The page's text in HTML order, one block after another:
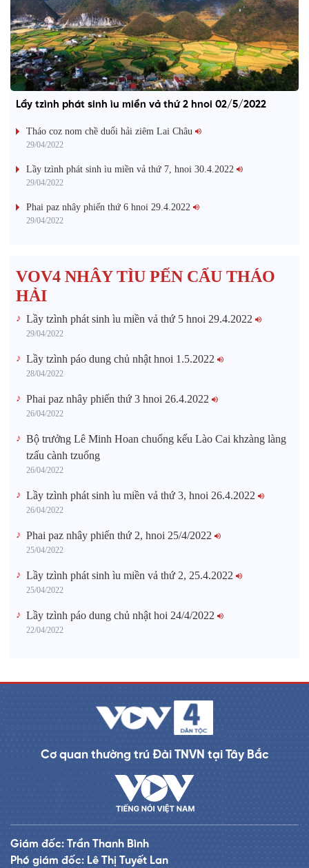
Lầy tzình phát sinh ìu miền vả thứ 2 hnoi 02/5/2022
Tháo coz nom chề duổi hải ziêm Lai Châu
29/04/2022
Lầy tzình phát sinh ìu miền vả thứ 7, hnoi 30.4.2022
29/04/2022
Phai paz nhây phiến thứ 6 hnoi 29.4.2022
29/04/2022
VOV4 NHÂY TÌU PẾN CẤU THÁO
HẢI
Lầy tzình phát sinh ìu miền vả thứ 5 hnoi 29.4.2022
29/04/2022
Lầy tzình páo dung chủ nhật hnoi 1.5.2022
28/04/2022
Phai paz nhây phiến thứ 3 hnoi 26.4.2022
26/04/2022
Bộ trưởng Lê Minh Hoan chuổng kếu Lào Cai khzàng làng
tzấu cành tzuống​
26/04/2022
Lầy tzình phát sinh ìu miền vả thứ 3, hnoi 26.4.2022
26/04/2022
Phai paz nhây phiến thứ 2, hnoi 25/4/2022
25/04/2022
Lầy tzình phát sinh ìu miền vả thứ 2, 25.4.2022
25/04/2022
Lầy tzình páo dung chủ nhật hoi 24/4/2022
22/04/2022
Cơ quan thường trú Đài TNVN tại Tây Bắc
Giám đốc: Trần Thanh Bình
Phó giám đốc: Lê Thị Tuyết Lan